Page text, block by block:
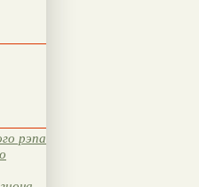
рэпа